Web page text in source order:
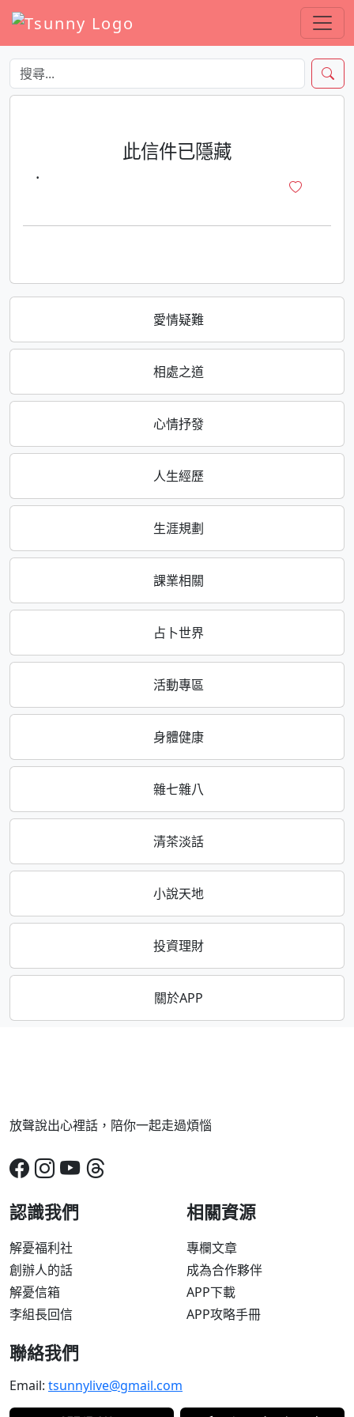
愛情疑難
相處之道
心情抒發
人生經歷
生涯規劃
課業相關
占卜世界
活動專區
身體健康
雜七雜八
清茶淡話
小說天地
投資理財
關於APP
此信件已隱藏
·
放聲說出心裡話，陪你一起走過煩惱
認識我們
解憂福利社
創辦人的話
解憂信箱
李組長回信
相關資源
專欄文章
成為合作夥伴
APP下載
APP攻略手冊
聯絡我們
Email: tsunnylive@gmail.com